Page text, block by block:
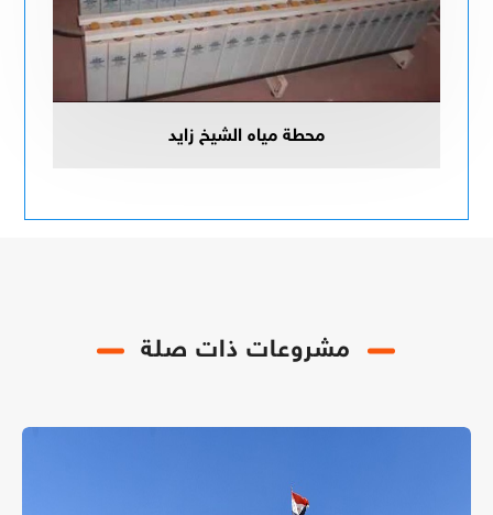
محطة مياه الشيخ زايد
مشروعات ذات صلة